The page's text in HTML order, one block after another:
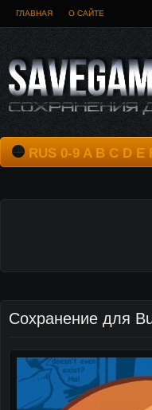
ГЛАВНАЯ О САЙТЕ
RUS 0-9 A B C D E
Сохранение для